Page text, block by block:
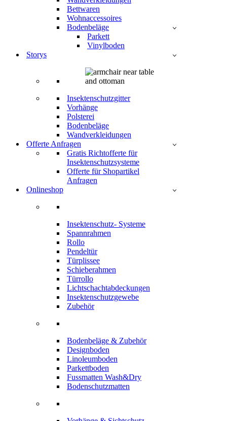
Bettwaren
Wohnaccessoires
Bodenbeläge
Parkett
Vinylboden
Storys
Insektenschutzgitter
Vorhänge
Polsterei
Bodenbeläge
Wandverkleidungen
Offerte Anfragen
Gratis Richtofferte für
Insektenschutzsysteme
Offerte für Shopartikel
Anfragen
Onlineshop
Insektenschutz- Systeme
Spannrahmen
Rollo
Pendeltür
Türplissee
Schieberahmen
Türrollo
Lichtschachtabdeckungen
Insektenschutzgewebe
Zubehör
Bodenbeläge & Zubehör
Designboden
Linoleumboden
Parkettboden
Fussmatten Wash&Dry
Bodenschutzmatten